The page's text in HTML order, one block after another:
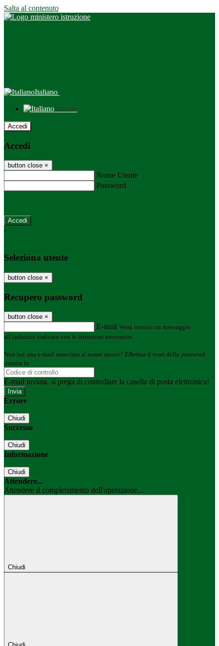
Salta al contenuto
Italiano
Italiano
Accedi
Accedi
button close ×
Nome Utente
Password
-
Seleziona utente
button close ×
Recupero password
button close ×
E-mail Verrà inviato un messaggio
all'indirizzo indicato con le istruzioni necessarie.
Non hai una e-mail associata al nome utente? Effettua il reset della password
tramite la
E-mail inviata, si prega di controllare la casella di posta elettronica!
Errore
Chiudi
Successo
Chiudi
Informazione
Chiudi
Attendere...
Attendere il completamento dell'operazione...
Chiudi